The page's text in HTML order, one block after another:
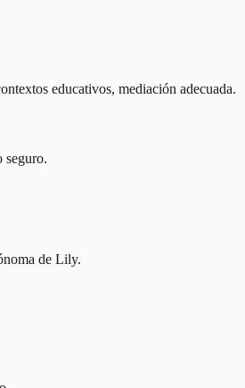
educativos, mediación adecuada.
seguro.
de Lily.